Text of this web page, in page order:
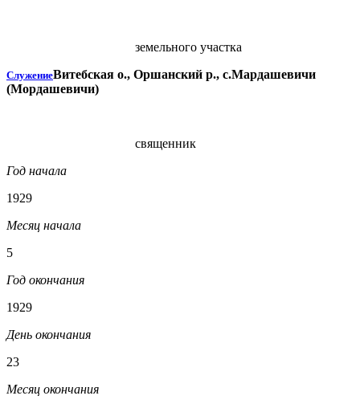
земельного участка
СлужениеВитебская о., Оршанский р., с.Мардашевичи
(Мордашевичи)
священник
Год начала
1929
Месяц начала
5
Год окончания
1929
День окончания
23
Месяц окончания